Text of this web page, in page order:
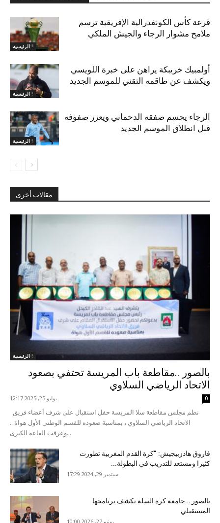
الرئيسية !
قرعة كأس الكونفدرالية الإفريقية ترسم
ملامح مشوار الرجاء والجيش الملكي
الرئيسية !
أولمبيك خريبكة يراهن على خبرة اللويسي
ويكشف عن طاقمه التقني للموسم الجديد
الرئيسية !
الرجاء يحسم صفقة الدحماني ويعزز صفوفه
قبل انطلاق الموسم الجديد
مقالات أخرى
الرئيسية !
بالصور ..مقاطعة باب المريسة تحتفي بصعود
الاتحاد الرياضي السلاوي
يوليو 25, 2025 12:17 0
الاتحاد الرياضي السلاوي ، بمناسبة صعوده للقسم الوطني الأول هواة ..
وعرفت القاعة الكبرى...
فاروق هادزبيجيش: “كرة القدم المغربية تطورت
كثيرا ومستعد للتدريب في البطولة...
سبتمبر 29, 2024 17:29
بالصور …جامعة كرة السلة تكشف برنامجها
المستقبلي
يونيو 27, 2026 10:00